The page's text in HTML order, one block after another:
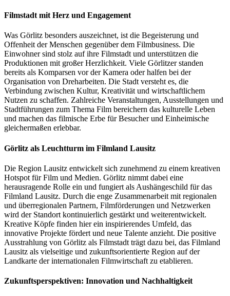
Filmstadt mit Herz und Engagement
Was Görlitz besonders auszeichnet, ist die Begeisterung und
Offenheit der Menschen gegenüber dem Filmbusiness. Die
Einwohner sind stolz auf ihre Filmstadt und unterstützen die
Produktionen mit großer Herzlichkeit. Viele Görlitzer standen
bereits als Komparsen vor der Kamera oder halfen bei der
Organisation von Dreharbeiten. Die Stadt versteht es, die
Verbindung zwischen Kultur, Kreativität und wirtschaftlichem
Nutzen zu schaffen. Zahlreiche Veranstaltungen, Ausstellungen und
Stadtführungen zum Thema Film bereichern das kulturelle Leben
und machen das filmische Erbe für Besucher und Einheimische
gleichermaßen erlebbar.
Görlitz als Leuchtturm im Filmland Lausitz
Die Region Lausitz entwickelt sich zunehmend zu einem kreativen
Hotspot für Film und Medien. Görlitz nimmt dabei eine
herausragende Rolle ein und fungiert als Aushängeschild für das
Filmland Lausitz. Durch die enge Zusammenarbeit mit regionalen
und überregionalen Partnern, Filmförderungen und Netzwerken
wird der Standort kontinuierlich gestärkt und weiterentwickelt.
Kreative Köpfe finden hier ein inspirierendes Umfeld, das
innovative Projekte fördert und neue Talente anzieht. Die positive
Ausstrahlung von Görlitz als Filmstadt trägt dazu bei, das Filmland
Lausitz als vielseitige und zukunftsorientierte Region auf der
Landkarte der internationalen Filmwirtschaft zu etablieren.
Zukunftsperspektiven: Innovation und Nachhaltigkeit